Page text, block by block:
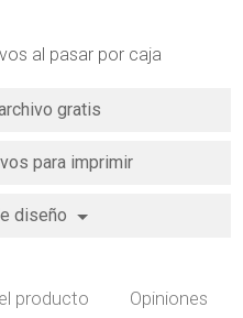
al pasar por caja
gratis
para imprimir
diseño
producto Opiniones